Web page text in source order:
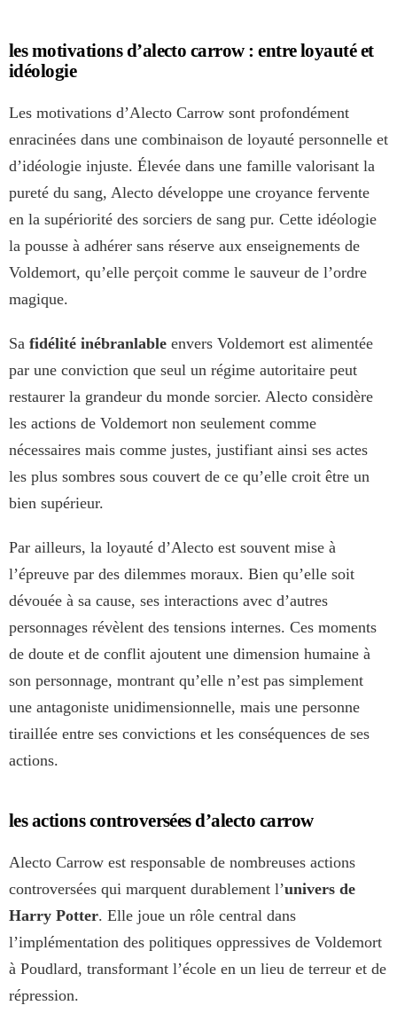
les motivations d’alecto carrow : entre loyauté et
idéologie
Les motivations d’Alecto Carrow sont profondément
enracinées dans une combinaison de loyauté personnelle et
d’idéologie injuste. Élevée dans une famille valorisant la
pureté du sang, Alecto développe une croyance fervente
en la supériorité des sorciers de sang pur. Cette idéologie
la pousse à adhérer sans réserve aux enseignements de
Voldemort, qu’elle perçoit comme le sauveur de l’ordre
magique.
Sa fidélité inébranlable envers Voldemort est alimentée
par une conviction que seul un régime autoritaire peut
restaurer la grandeur du monde sorcier. Alecto considère
les actions de Voldemort non seulement comme
nécessaires mais comme justes, justifiant ainsi ses actes
les plus sombres sous couvert de ce qu’elle croit être un
bien supérieur.
Par ailleurs, la loyauté d’Alecto est souvent mise à
l’épreuve par des dilemmes moraux. Bien qu’elle soit
dévouée à sa cause, ses interactions avec d’autres
personnages révèlent des tensions internes. Ces moments
de doute et de conflit ajoutent une dimension humaine à
son personnage, montrant qu’elle n’est pas simplement
une antagoniste unidimensionnelle, mais une personne
tiraillée entre ses convictions et les conséquences de ses
actions.
les actions controversées d’alecto carrow
Alecto Carrow est responsable de nombreuses actions
controversées qui marquent durablement l’univers de
Harry Potter. Elle joue un rôle central dans
l’implémentation des politiques oppressives de Voldemort
à Poudlard, transformant l’école en un lieu de terreur et de
répression.